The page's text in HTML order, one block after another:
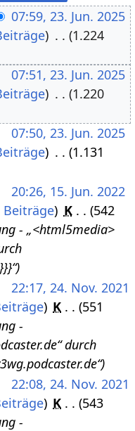
07:59, 23. Jun. 2025
1.224
07:51, 23. Jun. 2025
1.220
07:50, 23. Jun. 2025
1.131
20:26, 15. Jun. 2022
Beiträge K
542
- „<html5media>
22:17, 24. Nov. 2021
K
551
-
durch
22:08, 24. Nov. 2021
K
543
-